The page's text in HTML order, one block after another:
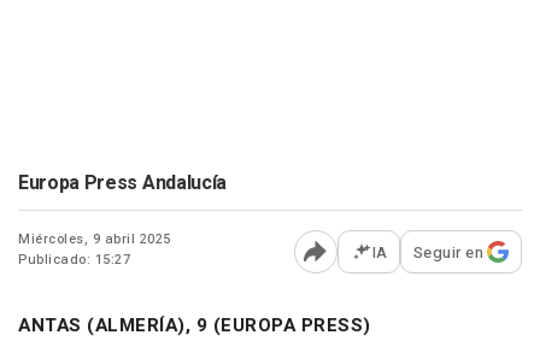
Europa Press Andalucía
Miércoles, 9 abril 2025
Publicado: 15:27
Abrir opciones para
IA Seguir en
ANTAS (ALMERÍA), 9 (EUROPA PRESS)